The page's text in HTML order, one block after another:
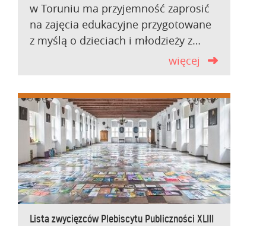
w Toruniu ma przyjemność zaprosić
na zajęcia edukacyjne przygotowane
z myślą o dzieciach i młodzieży z…
więcej
Lista zwycięzców Plebiscytu Publiczności XLIII